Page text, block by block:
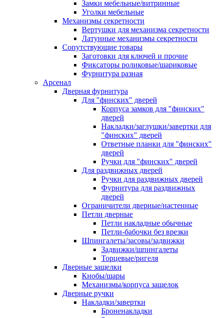
Замки мебельные/витринные
Уголки мебельные
Механизмы секретности
Вертушки для механизма секретности
Латунные механизмы секретности
Сопутствующие товары
Заготовки для ключей и прочие
Фиксаторы роликовые/шариковые
Фурнитура разная
Арсенал
Дверная фурнитура
Для "финских" дверей
Корпуса замков для "финских"
дверей
Накладки/заглушки/завертки для
"финских" дверей
Ответные планки для "финских"
дверей
Ручки для "финских" дверей
Для раздвижных дверей
Ручки для раздвижных дверей
Фурнитура для раздвижных
дверей
Ограничители дверные/настенные
Петли дверные
Петли накладные обычные
Петли-бабочки без врезки
Шпингалеты/засовы/задвижки
Задвижки/шпингалеты
Торцевые/ригеля
Дверные защелки
Кнобы/шары
Механизмы/корпуса защелок
Дверные ручки
Накладки/завертки
Броненакладки